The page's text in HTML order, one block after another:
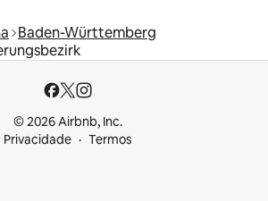
Baden-Württemberg
© 2026 Airbnb, Inc.
Privacidade
Termos